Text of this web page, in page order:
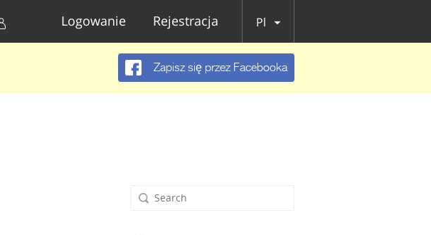
Logowanie Rejestracja Pl
Zapisz się przez Facebooka